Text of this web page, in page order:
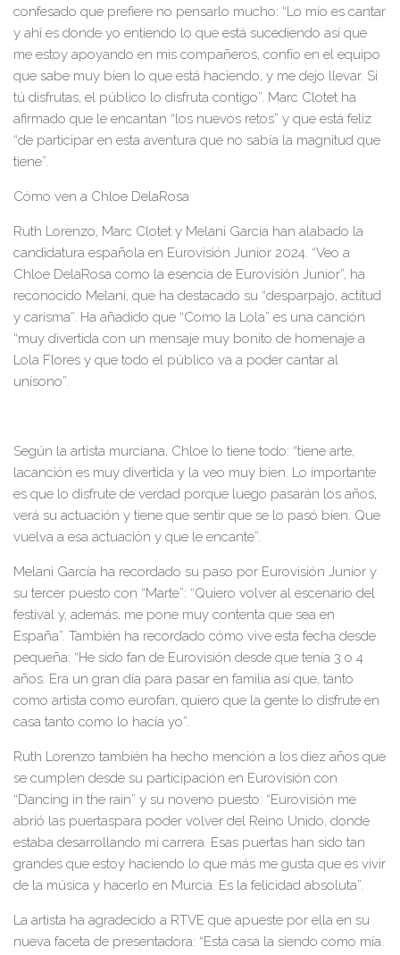
confesado que prefiere no pensarlo mucho: “Lo mío es cantar
y ahí es donde yo entiendo lo que está sucediendo así que
me estoy apoyando en mis compañeros, confío en el equipo
que sabe muy bien lo que está haciendo, y me dejo llevar. Si
tú disfrutas, el público lo disfruta contigo”. Marc Clotet ha
afirmado que le encantan “los nuevos retos” y que está feliz
“de participar en esta aventura que no sabía la magnitud que
tiene”.
Cómo ven a Chloe DelaRosa
Ruth Lorenzo, Marc Clotet y Melani García han alabado la
candidatura española en Eurovisión Junior 2024. “Veo a
Chloe DelaRosa como la esencia de Eurovisión Junior”, ha
reconocido Melani, que ha destacado su “desparpajo, actitud
y carisma”. Ha añadido que “Como la Lola” es una canción
“muy divertida con un mensaje muy bonito de homenaje a
Lola Flores y que todo el público va a poder cantar al
unísono”.
Según la artista murciana, Chloe lo tiene todo: “tiene arte,
lacanción es muy divertida y la veo muy bien. Lo importante
es que lo disfrute de verdad porque luego pasarán los años,
verá su actuación y tiene que sentir que se lo pasó bien. Que
vuelva a esa actuación y que le encante”.
Melani García ha recordado su paso por Eurovisión Junior y
su tercer puesto con “Marte”: “Quiero volver al escenario del
festival y, además, me pone muy contenta que sea en
España”. También ha recordado cómo vive esta fecha desde
pequeña: “He sido fan de Eurovisión desde que tenía 3 o 4
años. Era un gran día para pasar en familia así que, tanto
como artista como eurofan, quiero que la gente lo disfrute en
casa tanto como lo hacía yo”.
Ruth Lorenzo también ha hecho mención a los diez años que
se cumplen desde su participación en Eurovisión con
“Dancing in the rain” y su noveno puesto: “Eurovisión me
abrió las puertaspara poder volver del Reino Unido, donde
estaba desarrollando mi carrera. Esas puertas han sido tan
grandes que estoy haciendo lo que más me gusta que es vivir
de la música y hacerlo en Murcia. Es la felicidad absoluta”.
La artista ha agradecido a RTVE que apueste por ella en su
nueva faceta de presentadora: “Esta casa la siendo como mía.